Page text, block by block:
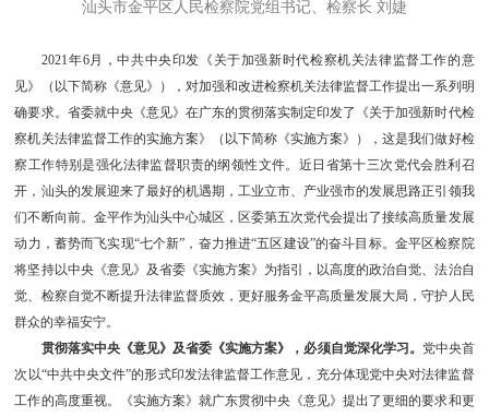
汕头市金平区人民检察院党组书记、检察长 刘婕
2021年6月，中共中央印发《关于加强新时代检察机关法律监督工作的意
见》（以下简称《意见》），对加强和改进检察机关法律监督工作提出一系列明
确要求。省委就中央《意见》在广东的贯彻落实制定印发了《关于加强新时代检
察机关法律监督工作的实施方案》（以下简称《实施方案》），这是我们做好检
察工作特别是强化法律监督职责的纲领性文件。近日省第十三次党代会胜利召
开，汕头的发展迎来了最好的机遇期，工业立市、产业强市的发展思路正引领我
们不断向前。金平作为汕头中心城区，区委第五次党代会提出了接续高质量发展
动力，蓄势而飞实现“七个新”，奋力推进“五区建设”的奋斗目标。金平区检察院
将坚持以中央《意见》及省委《实施方案》为指引，以高度的政治自觉、法治自
觉、检察自觉不断提升法律监督质效，更好服务金平高质量发展大局，守护人民
群众的幸福安宁。
贯彻落实中央《意见》及省委《实施方案》，必须自觉深化学习。 党中央首
次以“中共中央文件”的形式印发法律监督工作意见，充分体现党中央对法律监督
工作的高度重视。《实施方案》就广东贯彻中央《意见》提出了更细的要求和更